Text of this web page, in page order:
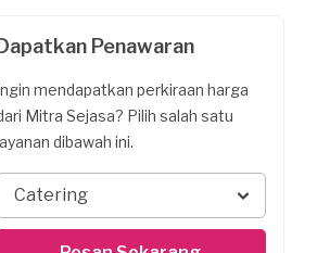
Dapatkan Penawaran
mendapatkan perkiraan harga
Mitra Sejasa? Pilih salah satu
dibawah ini.
Catering